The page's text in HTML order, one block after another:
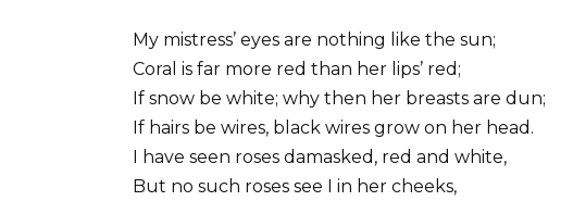
My mistress’ eyes are nothing like the sun;
Coral is far more red than her lips’ red;
If snow be white; why then her breasts are dun;
If hairs be wires, black wires grow on her head.
I have seen roses damasked, red and white,
But no such roses see I in her cheeks,